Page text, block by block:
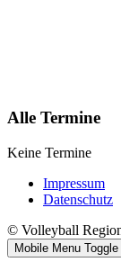
Alle Termine
Keine Termine
Impressum
Datenschutz
© Volleyball
Mobile Menu Toggle